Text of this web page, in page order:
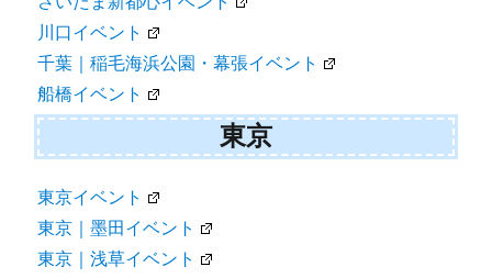
川口イベント
千葉｜稲毛海浜公園・幕張イベント
船橋イベント
東京
東京イベント
東京｜墨田イベント
東京｜浅草イベント